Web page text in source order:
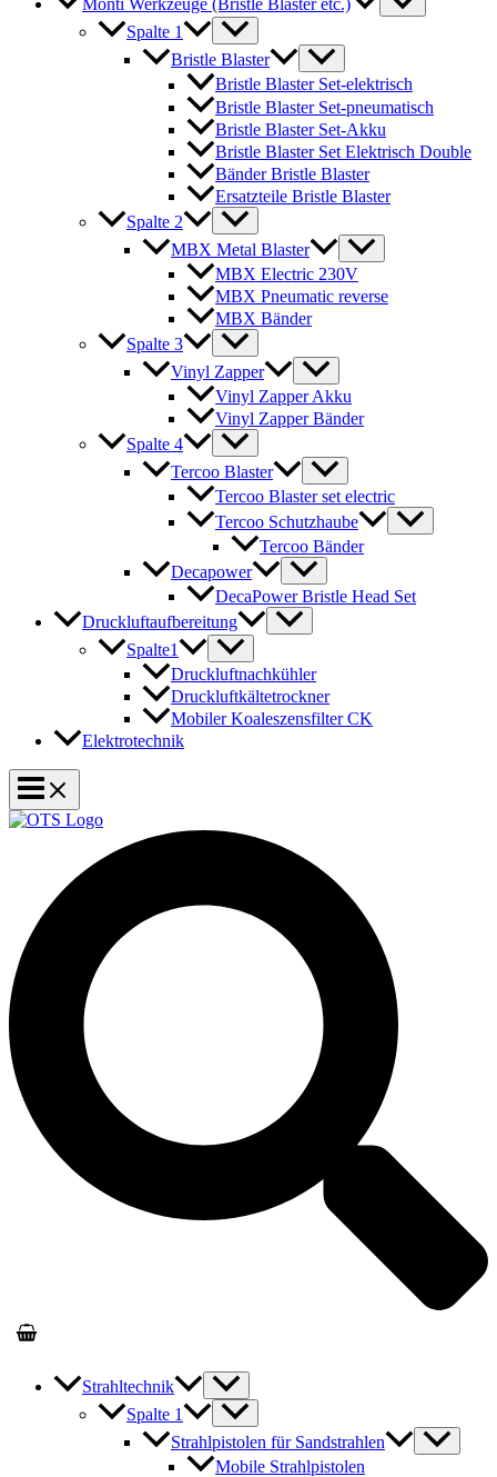
Monti Werkzeuge (Bristle Blaster etc.)
Spalte 1
Bristle Blaster
Bristle Blaster Set-elektrisch
Bristle Blaster Set-pneumatisch
Bristle Blaster Set-Akku
Bristle Blaster Set Elektrisch Double
Bänder Bristle Blaster
Ersatzteile Bristle Blaster
Spalte 2
MBX Metal Blaster
MBX Electric 230V
MBX Pneumatic reverse
MBX Bänder
Spalte 3
Vinyl Zapper
Vinyl Zapper Akku
Vinyl Zapper Bänder
Spalte 4
Tercoo Blaster
Tercoo Blaster set electric
Tercoo Schutzhaube
Tercoo Bänder
Decapower
DecaPower Bristle Head Set
Druckluftaufbereitung
Spalte1
Druckluftnachkühler
Druckluftkältetrockner
Mobiler Koaleszensfilter CK
Elektrotechnik
Strahltechnik
Spalte 1
Strahlpistolen für Sandstrahlen
Mobile Strahlpistolen